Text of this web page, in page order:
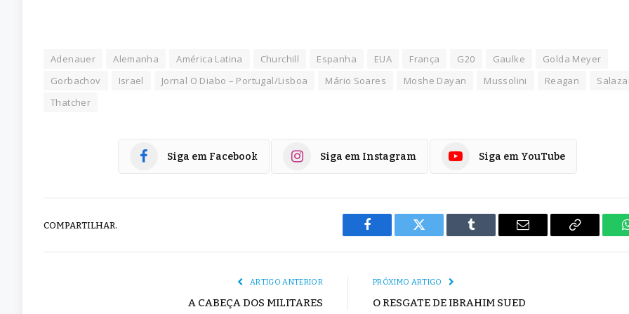
Adenauer Alemanha América Latina Churchill Espanha EUA França G20 Gaulke
Golda Meyer
Gorbachov
Israel Jornal O Diabo – Portugal/Lisboa Mário Soares Moshe Dayan Mussolini Reagan
Thatcher
Siga em Facebook Siga em Instagram Siga em YouTube
COMPARTILHAR.
Facebook Twitter Tumblr
E-
Copiar
ARTIGO ANTERIOR
A CABEÇA DOS MILITARES
PRÓXIMO ARTIGO
O RESGATE DE IBRAHIM SUED